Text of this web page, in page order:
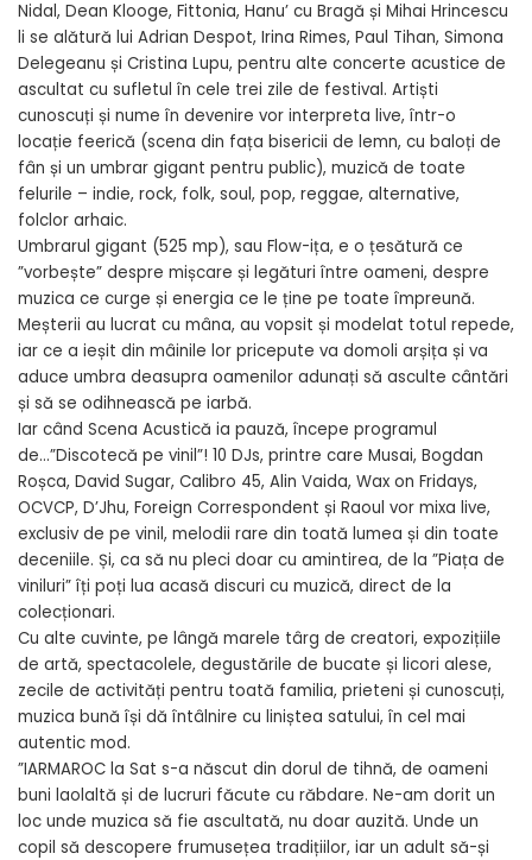
Nidal, Dean Klooge, Fittonia, Hanu’ cu Bragă și Mihai Hrincescu
li se alătură lui Adrian Despot, Irina Rimes, Paul Tihan, Simona
Delegeanu și Cristina Lupu, pentru alte concerte acustice de
ascultat cu sufletul în cele trei zile de festival. Artiști
cunoscuți și nume în devenire vor interpreta live, într-o
locație feerică (scena din fața bisericii de lemn, cu baloți de
fân și un umbrar gigant pentru public), muzică de toate
felurile – indie, rock, folk, soul, pop, reggae, alternative,
folclor arhaic.
Umbrarul gigant (525 mp), sau Flow-ița, e o țesătură ce
”vorbește” despre mișcare și legături între oameni, despre
muzica ce curge și energia ce le ține pe toate împreună.
Meșterii au lucrat cu mâna, au vopsit și modelat totul repede,
iar ce a ieșit din mâinile lor pricepute va domoli arșița și va
aduce umbra deasupra oamenilor adunați să asculte cântări
și să se odihnească pe iarbă.
Iar când Scena Acustică ia pauză, începe programul
de…”Discotecă pe vinil”! 10 DJs, printre care Musai, Bogdan
Roșca, David Sugar, Calibro 45, Alin Vaida, Wax on Fridays,
OCVCP, D’Jhu, Foreign Correspondent și Raoul vor mixa live,
exclusiv de pe vinil, melodii rare din toată lumea și din toate
deceniile. Și, ca să nu pleci doar cu amintirea, de la ”Piața de
viniluri” îți poți lua acasă discuri cu muzică, direct de la
colecționari.
Cu alte cuvinte, pe lângă marele târg de creatori, expozițiile
de artă, spectacolele, degustările de bucate și licori alese,
zecile de activități pentru toată familia, prieteni și cunoscuți,
muzica bună își dă întâlnire cu liniștea satului, în cel mai
autentic mod.
”IARMAROC la Sat s-a născut din dorul de tihnă, de oameni
buni laolaltă și de lucruri făcute cu răbdare. Ne-am dorit un
loc unde muzica să fie ascultată, nu doar auzită. Unde un
copil să descopere frumusețea tradițiilor, iar un adult să-și